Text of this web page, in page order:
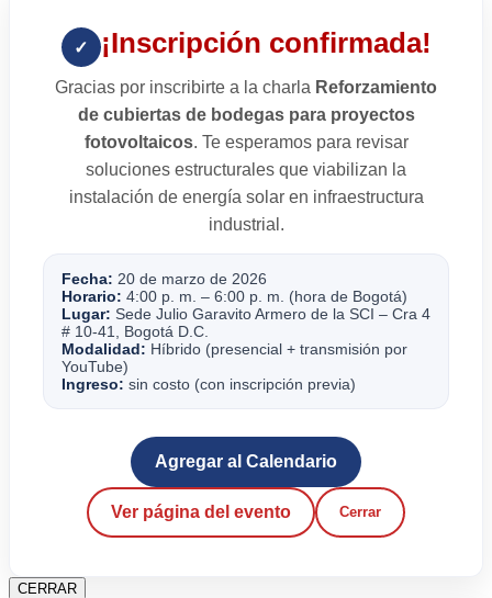
✓ ¡Inscripción confirmada!
Gracias por inscribirte a la charla Reforzamiento
de cubiertas de bodegas para proyectos
fotovoltaicos. Te esperamos para revisar
soluciones estructurales que viabilizan la
instalación de energía solar en infraestructura
industrial.
Fecha: 20 de marzo de 2026
Horario: 4:00 p. m. – 6:00 p. m. (hora de Bogotá)
Lugar: Sede Julio Garavito Armero de la SCI – Cra 4
# 10-41, Bogotá D.C.
Modalidad: Híbrido (presencial + transmisión por
YouTube)
Ingreso: sin costo (con inscripción previa)
Agregar al Calendario
Ver página del evento Cerrar
CERRAR